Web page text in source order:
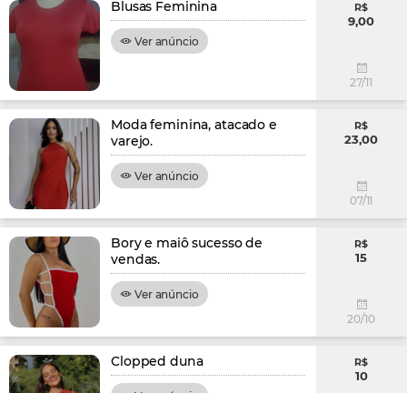
Blusas Feminina
Ver anúncio
R$
9,00
27/11
Moda feminina, atacado e
varejo.
Ver anúncio
R$
23,00
07/11
Bory e maiô sucesso de
vendas.
Ver anúncio
R$
15
20/10
Clopped duna R$
10